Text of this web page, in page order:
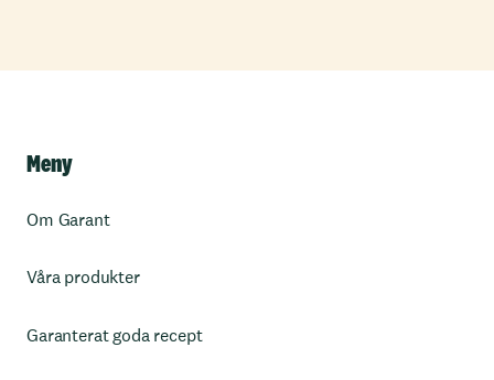
Meny
Om Garant
Våra produkter
Garanterat goda recept